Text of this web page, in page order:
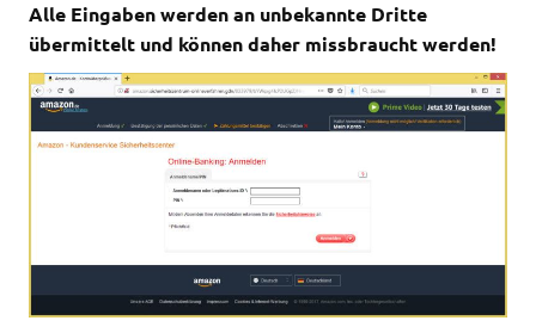
Alle Eingaben werden an unbekannte Dritte
übermittelt und können daher missbraucht werden!